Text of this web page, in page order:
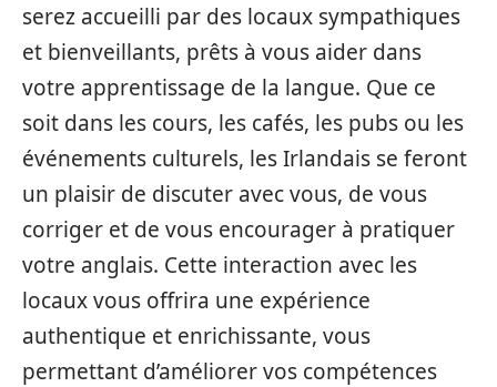
serez accueilli par des locaux sympathiques
et bienveillants, prêts à vous aider dans
votre apprentissage de la langue. Que ce
soit dans les cours, les cafés, les pubs ou les
événements culturels, les Irlandais se feront
un plaisir de discuter avec vous, de vous
corriger et de vous encourager à pratiquer
votre anglais. Cette interaction avec les
locaux vous offrira une expérience
authentique et enrichissante, vous
permettant d’améliorer vos compétences